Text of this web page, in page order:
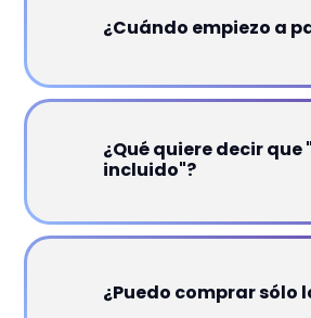
¿Cuándo empiezo a
¿Qué quiere decir
incluido"?
¿Puedo comprar sólo